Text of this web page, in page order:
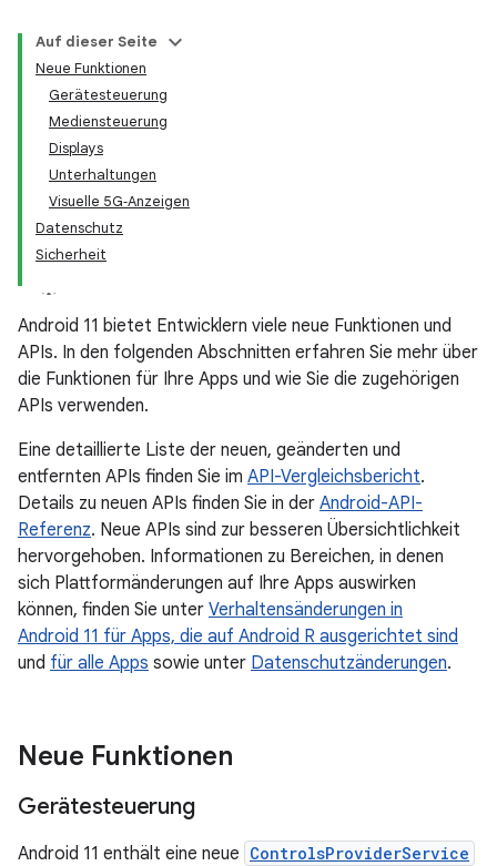
Auf dieser Seite
Neue Funktionen
Gerätesteuerung
Mediensteuerung
Displays
Unterhaltungen
Visuelle 5G‑Anzeigen
Datenschutz
Sicherheit
Android 11 bietet Entwicklern viele neue Funktionen und
APIs. In den folgenden Abschnitten erfahren Sie mehr über
die Funktionen für Ihre Apps und wie Sie die zugehörigen
APIs verwenden.
Eine detaillierte Liste der neuen, geänderten und
entfernten APIs finden Sie im API-Vergleichsbericht.
Details zu neuen APIs finden Sie in der Android-API-
Referenz. Neue APIs sind zur besseren Übersichtlichkeit
hervorgehoben. Informationen zu Bereichen, in denen
sich Plattformänderungen auf Ihre Apps auswirken
können, finden Sie unter Verhaltensänderungen in
Android 11 für Apps, die auf Android R ausgerichtet sind
und für alle Apps sowie unter Datenschutzänderungen.
Neue Funktionen
Gerätesteuerung
Android 11 enthält eine neue ControlsProviderService